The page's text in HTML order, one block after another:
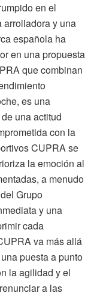
en el
arrolladora y una
española ha
en una propuesta
que combinan
es una
una actitud
con la
CUPRA se
la emoción al
a menudo
Grupo
y una
cada
va más allá
puesta a punto
la agilidad y el
a las